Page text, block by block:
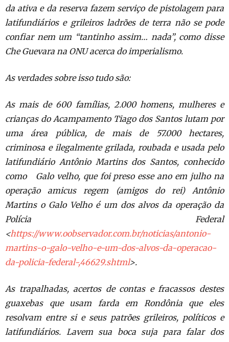
da ativa e da reservafazem serviço de pistolagem para
latifundiários e grileiros ladrões de terra não se pode
confiar nem um “tantinho assim… nada”, como disse
Che Guevara na ONU acerca do imperialismo.
As verdades sobre isso tudo são:
As mais de 600 famílias, 2.000 homens, mulheres e
crianças do Acampamento Tiago dos Santos lutam por
uma área pública, de mais de 57.000 hectares,
criminosa e ilegalmente grilada, roubada e usada pelo
latifundiário Antônio Martins dos Santos, conhecido
como Galo velho, que foi preso esse ano em julho na
operação amicus regem (amigos do rei) Antônio
Martins o Galo Velho é um dos alvos da operação da
Polícia Federal
<https://www.oobservador.com.br/noticias/antonio-
martins-o-galo-velho-e-um-dos-alvos-da-operacao-
da-policia-federal-,46629.shtml>.
As trapalhadas, acertos de contas e fracassos destes
guaxebas que usam farda em Rondônia que eles
resolvam entre si e seus patrões grileiros, políticos e
latifundiários. Lavem sua boca suja para falar dos